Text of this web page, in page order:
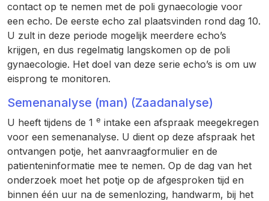
contact op te nemen met de poli gynaecologie voor
een echo. De eerste echo zal plaatsvinden rond dag 10.
U zult in deze periode mogelijk meerdere echo’s
krijgen, en dus regelmatig langskomen op de poli
gynaecologie. Het doel van deze serie echo’s is om uw
eisprong te monitoren.
Semenanalyse (man) (Zaadanalyse)
U heeft tijdens de 1 e intake een afspraak meegekregen
voor een semenanalyse. U dient op deze afspraak het
ontvangen potje, het aanvraagformulier en de
patienteninformatie mee te nemen. Op de dag van het
onderzoek moet het potje op de afgesproken tijd en
binnen één uur na de semenlozing, handwarm, bij het